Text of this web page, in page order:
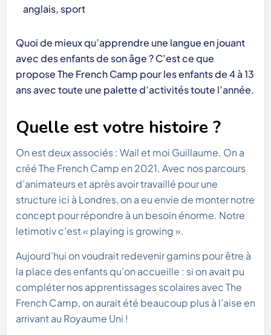
anglais, sport
Quoi de mieux qu’apprendre une langue en jouant
avec des enfants de son âge ? C’est ce que
propose The French Camp pour les enfants de 4 à 13
ans avec toute une palette d’activités toute l’année.
Quelle est votre histoire ?
On est deux associés : Wail et moi Guillaume. On a
créé The French Camp en 2021. Avec nos parcours
d’animateurs et après avoir travaillé pour une
structure ici à Londres, on a eu envie de monter notre
concept pour répondre à un besoin énorme. Notre
letimotiv c’est « playing is growing ».
Aujourd’hui on voudrait redevenir gamins pour être à
la place des enfants qu’on accueille : si on avait pu
compléter nos apprentissages scolaires avec The
French Camp, on aurait été beaucoup plus à l’aise en
arrivant au Royaume Uni !